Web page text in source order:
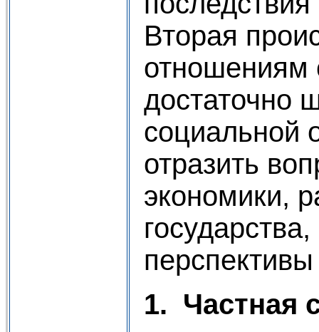
Вторая
отношениям
достаточно
социальной
отразить
экономики,
1. Частная